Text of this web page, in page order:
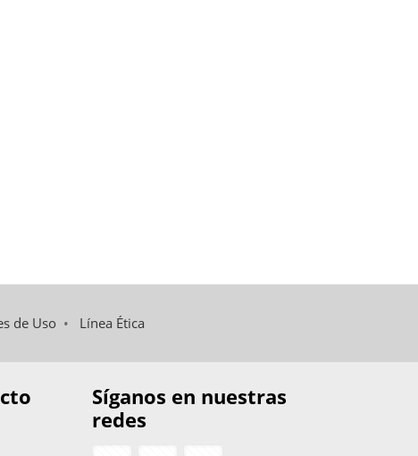
de Uso • Línea Ética
Síganos en nuestras
redes